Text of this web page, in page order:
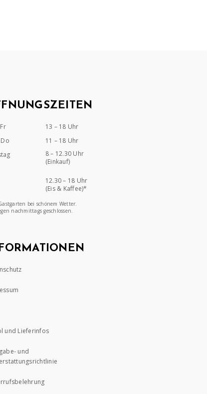
13 – 18 Uhr
11 – 18 Uhr
8 – 12.30 Uhr
(Einkauf)
12.30 – 18 Uhr
(Eis & Kaffee)*
bei schönem Wetter.
nachmittags geschlossen.
und Lieferinfos
und